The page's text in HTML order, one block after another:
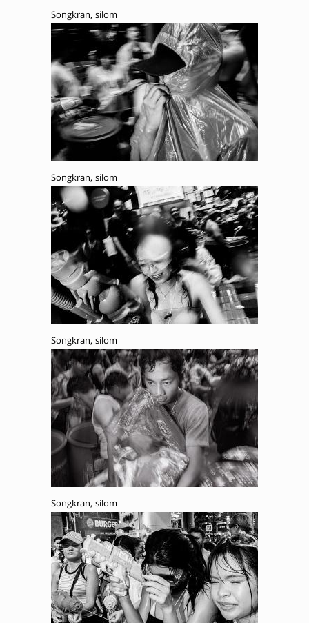
Songkran, silom
Songkran, silom
Songkran, silom
Songkran, silom